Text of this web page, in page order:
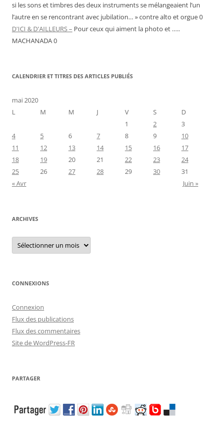
si les sons et timbres des deux instruments se mélangeaient l’un
l’autre en se rencontrant avec jubilation… » contre alto et orgue 0
D'ICI & D'AILLEURS – Pour ceux qui aiment la photo et …..
MACHANADA 0
CALENDRIER ET TITRES DES ARTICLES PUBLIÉS
mai 2020
L
M M J V S
D
1
2
3
4
5 6 7 8 9
10
11
12 13 14 15 16
17
18
19 20 21 22 23
24
25
26 27 28 29 30
31
« Avr
Juin »
ARCHIVES
Archives
CONNEXIONS
Connexion
Flux des publications
Flux des commentaires
Site de WordPress-FR
PARTAGER